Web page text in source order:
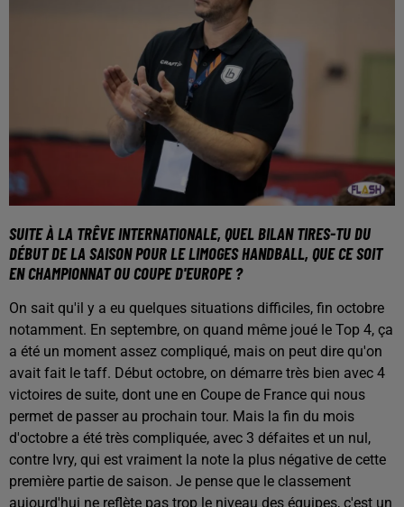
SUITE À LA TRÊVE INTERNATIONALE, QUEL BILAN TIRES-TU DU
DÉBUT DE LA SAISON POUR LE LIMOGES HANDBALL, QUE CE SOIT
EN CHAMPIONNAT OU COUPE D'EUROPE ?
On sait qu'il y a eu quelques situations difficiles, fin octobre
notamment. En septembre, on quand même joué le Top 4, ça
a été un moment assez compliqué, mais on peut dire qu'on
avait fait le taff. Début octobre, on démarre très bien avec 4
victoires de suite, dont une en Coupe de France qui nous
permet de passer au prochain tour. Mais la fin du mois
d'octobre a été très compliquée, avec 3 défaites et un nul,
contre Ivry, qui est vraiment la note la plus négative de cette
première partie de saison. Je pense que le classement
aujourd'hui ne reflète pas trop le niveau des équipes, c'est un